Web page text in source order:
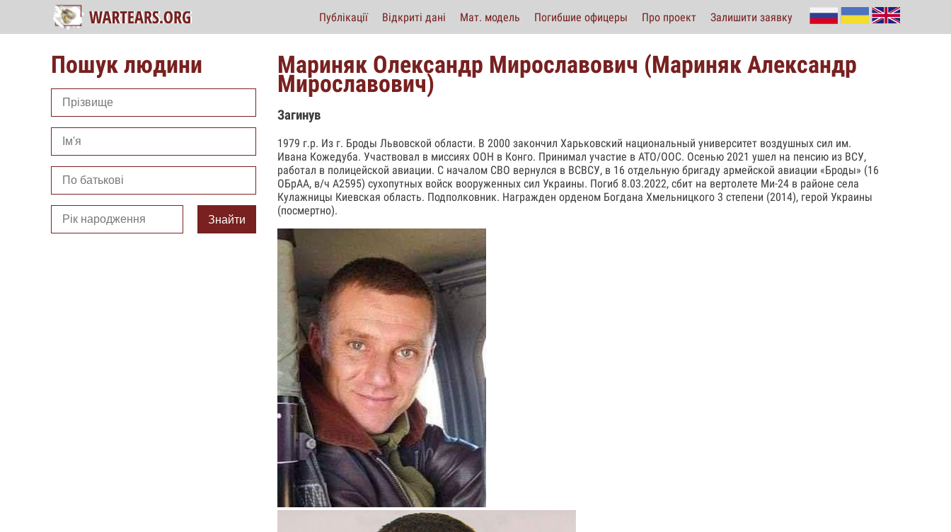
Публікації Відкриті дані Мат. модель Погибшие офицеры Про проект Залишити заявку
Пошук людини
Знайти
Мариняк Олександр Мирославович (Мариняк Александр
Мирославович)
Загинув
1979 г.р. Из г. Броды Львовской области. В 2000 закончил Харьковский национальный университет воздушных сил им.
Ивана Кожедуба. Участвовал в миссиях ООН в Конго. Принимал участие в АТО/ООС. Осенью 2021 ушел на пенсию из ВСУ,
работал в полицейской авиации. С началом СВО вернулся в ВСВСУ, в 16 отдельную бригаду армейской авиации «Броды» (16
ОБрАА, в/ч А2595) сухопутных войск вооруженных сил Украины. Погиб 8.03.2022, сбит на вертолете Ми-24 в районе села
Кулажницы Киевская область. Подполковник. Награжден орденом Богдана Хмельницкого 3 степени (2014), герой Украины
(посмертно).